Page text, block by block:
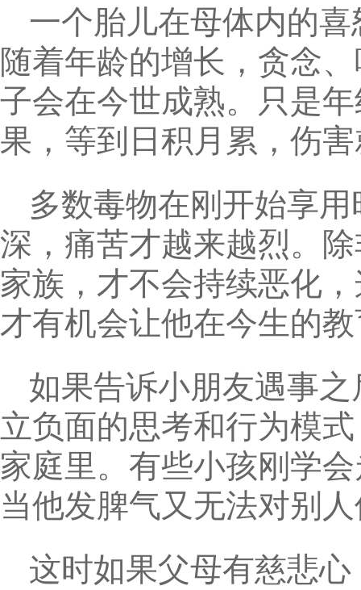
一个胎儿在母体内的
随着年龄的增长，贪念
子会在今世成熟。只是
果，等到日积月累，伤
多数毒物在刚开始享
深，痛苦才越来越烈。
家族，才不会持续恶化
才有机会让他在今生的
如果告诉小朋友遇事
立负面的思考和行为模
家庭里。有些小孩刚学
当他发脾气又无法对别
这时如果父母有慈悲